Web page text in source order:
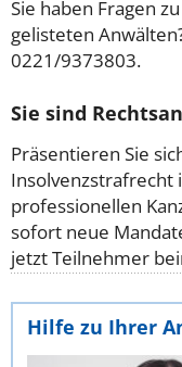
Sie haben Fragen
gelisteten
0221/9373803.
Sie sind
Präsentieren Sie
Insolvenzstrafrecht
professionellen
sofort neue
jetzt Teilnehmer
Hilfe zu Ihrer